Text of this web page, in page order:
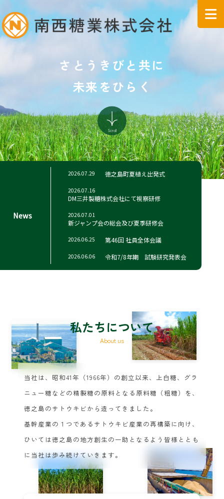
さとうきびと共に
未来をひらく
News
2026.07.29 徳之島町夏植え出発式
2026.07.16
DM三井製糖株式会社にて視察研修
2026.07.01
新ジャンプ会の総会及び夏季研修会
2026.06.25 第46回 社員全体会議
2026.06.06 令和7/8年期 試験研究発表会
私たちについて
About us
当社は、昭和41年（1966年）の創立以来、上白糖、グラ
ニュー糖などの精製糖の原料となる原料糖（粗糖）を、
徳之島のサトウキビから造ってきました。
基幹産業の１つであるサトウキビ産業の再構築に向け、
ひいては徳之島の地方創生の一助となるよう皆様ととも
に当社は歩み続けていきます。